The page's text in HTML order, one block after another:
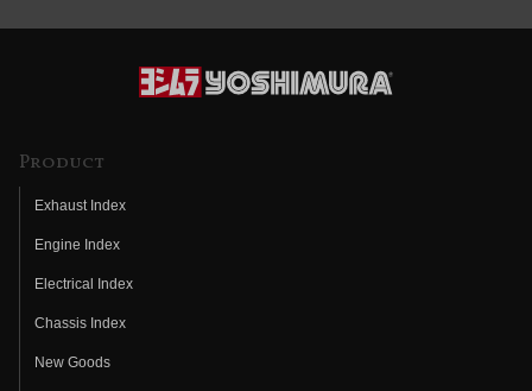
Product
Exhaust Index
Engine Index
Electrical Index
Chassis Index
New Goods